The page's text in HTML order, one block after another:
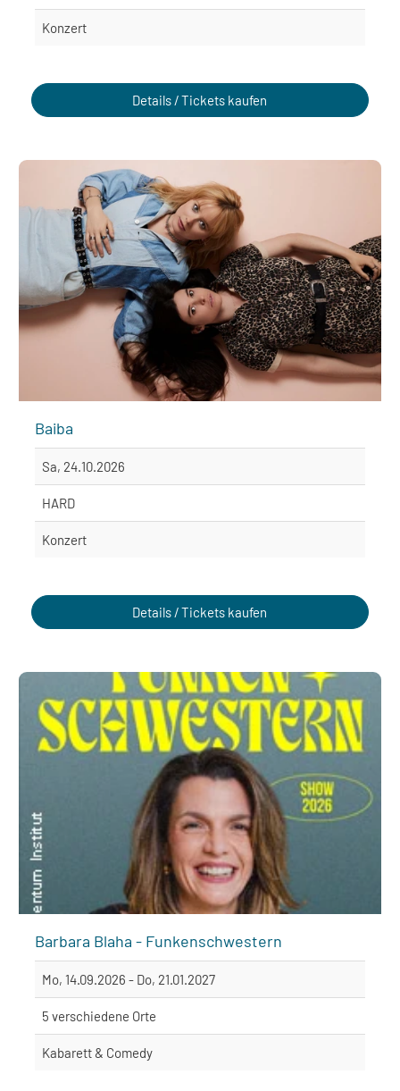
Konzert
Details / Tickets kaufen
Baiba
Sa, 24.10.2026
HARD
Konzert
Details / Tickets kaufen
Barbara Blaha - Funkenschwestern
Mo, 14.09.2026 - Do, 21.01.2027
5 verschiedene Orte
Kabarett & Comedy